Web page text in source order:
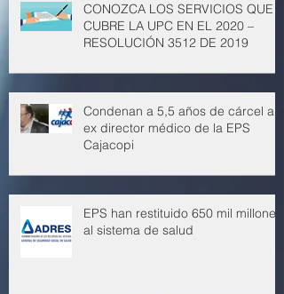
CONOZCA LOS SERVICIOS QUE
CUBRE LA UPC EN EL 2020 –
RESOLUCIÓN 3512 DE 2019
Condenan a 5,5 años de cárcel a
ex director médico de la EPS
Cajacopi
EPS han restituido 650 mil millones
al sistema de salud